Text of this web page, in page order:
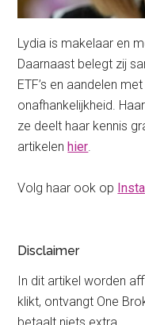
Lydia is makelaar en
Daarnaast belegt zij
ETF’s en aandelen
onafhankelijkheid.
ze deelt haar kennis
artikelen hier.
Volg haar ook op
Disclaimer
In dit artikel worden
klikt, ontvangt One